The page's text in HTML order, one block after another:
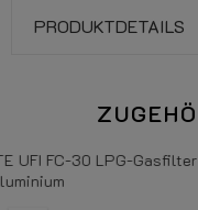
PRODUKTDETAILS